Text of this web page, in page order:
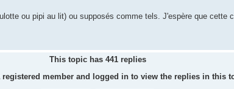
ou pipi au lit) ou supposés comme tels. J'espère que cette
This topic has 441replies
registered member and logged in to view the replies in this